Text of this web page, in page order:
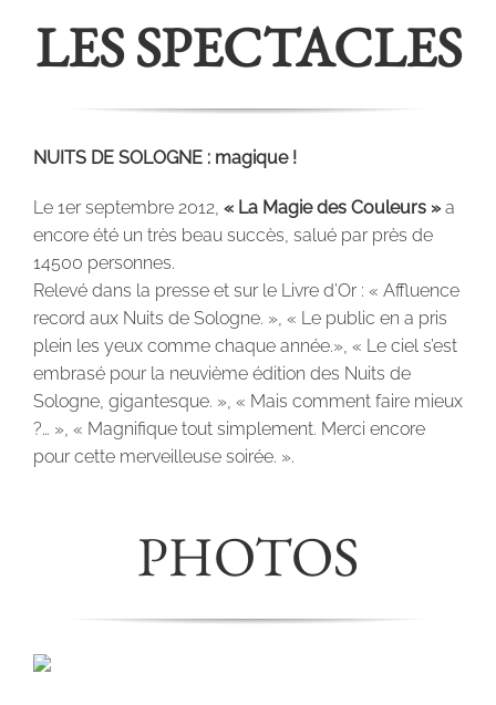
LES SPECTACLES
NUITS DE SOLOGNE : magique !
Le 1er septembre 2012, « La Magie des Couleurs »a
encore été un très beau succès, salué par près de
14500 personnes.
Relevé dans la presse et sur le Livre d’Or : « Affluence
record aux Nuits de Sologne. », « Le public en a pris
plein les yeux comme chaque année.», « Le ciel s’est
embrasé pour la neuvième édition des Nuits de
Sologne, gigantesque. », « Mais comment faire mieux
?… », « Magnifique tout simplement. Merci encore
pour cette merveilleuse soirée. ».
PHOTOS